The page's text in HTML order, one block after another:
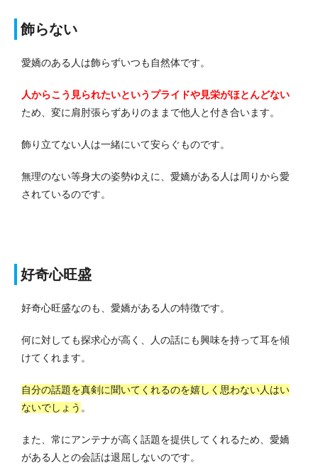
飾らない
愛嬌のある人は飾らずいつも自然体です。
人からこう見られたいというプライドや見栄がほとんどない
ため、変に肩肘張らずありのままで他人と付き合います。
飾り立てない人は一緒にいて安らぐものです。
無理のない等身大の姿勢ゆえに、愛嬌がある人は周りから愛
されているのです。
好奇心旺盛
好奇心旺盛なのも、愛嬌がある人の特徴です。
何に対しても探求心が高く、人の話にも興味を持って耳を傾
けてくれます。
自分の話題を真剣に聞いてくれるのを嬉しく思わない人はい
ないでしょう 。
また、常にアンテナが高く話題を提供してくれるため、愛嬌
がある人との会話は退屈しないのです。